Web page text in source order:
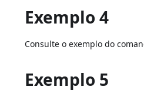
Exemplo 4
Consulte o exemplo do
Exemplo 5